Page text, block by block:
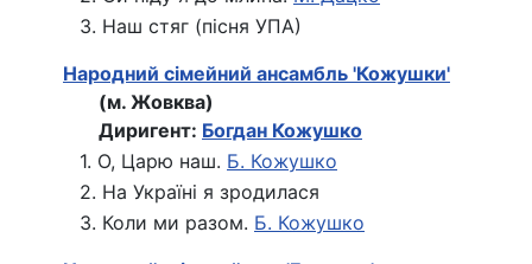
3. Наш стяг (пісня УПА)
Народний сiмейний ансамбль 'Кожушки'
(м. Жовква)
Диригент: Богдан Кожушко
1. О, Царю наш. Б. Кожушко
2. На Україні я зродилася
3. Коли ми разом. Б. Кожушко